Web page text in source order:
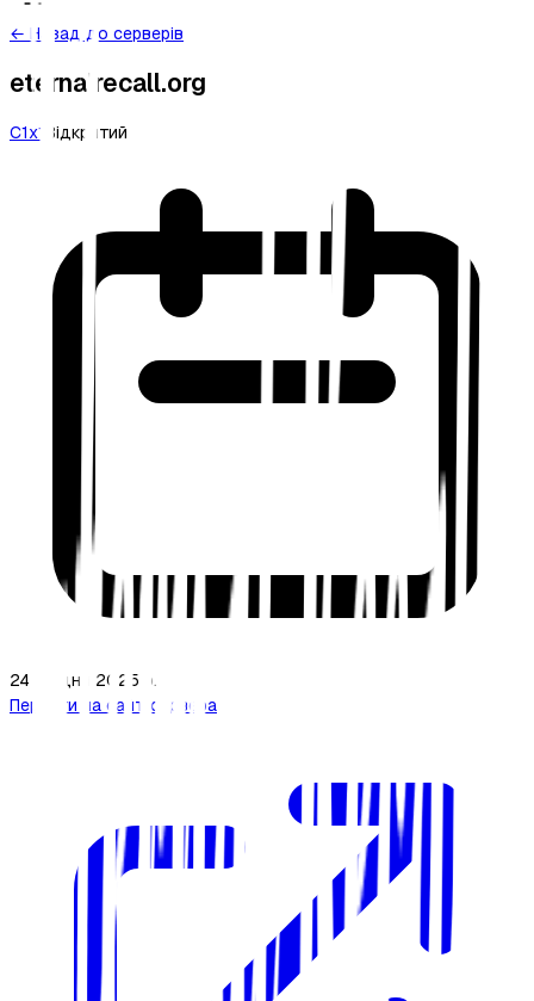
← Назад до серверів
eternalrecall.org
C1x1 Відкритий
24 грудня 2025 р.
Перейти на сайт сервера